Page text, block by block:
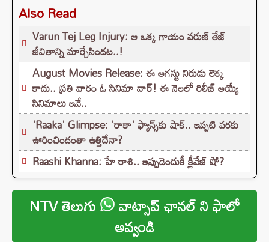
Also Read
Varun Tej Leg Injury: ఆ ఒక్క గాయం వరుణ్ తేజ్
జీవితాన్ని మార్చేసిందట..!
August Movies Release: ఈ ఆగస్టు నిరుడు లెక్క
కాదు.. ప్రతి వారం ఓ సినిమా వార్! ఈ నెలలో రిలీజ్ అయ్యే
సినిమాలు ఇవే..
'Raaka' Glimpse: 'రాకా' ఫ్యాన్స్‌కు షాక్.. ఇప్పటి వరకు
ఊరించిందంతా ఉత్తిదేనా?
Raashi Khanna: హే రాశి.. ఇప్పుడెందుకీ క్లీవేజ్ షో?
NTV తెలుగు వాట్సాప్ ఛానల్ ని ఫాలో
అవ్వండి